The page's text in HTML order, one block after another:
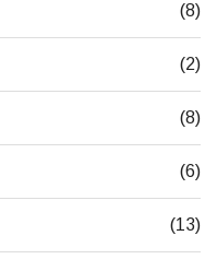
(8)
(2)
(8)
(6)
(13)